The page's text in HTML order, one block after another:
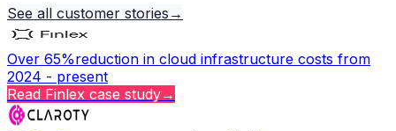
See all customer stories →
Over 65%reduction in cloud infrastructure costs from
2024 - present
Read Finlex case study→